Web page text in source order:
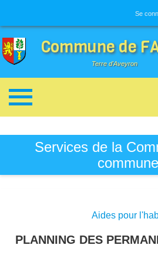
Se
Commune de
Terre d'Aveyron
Services de la
Aides pour
PLANNING DES